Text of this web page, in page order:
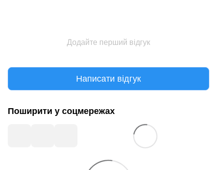
Додайте перший відгук
Написати відгук
Поширити у соцмережах